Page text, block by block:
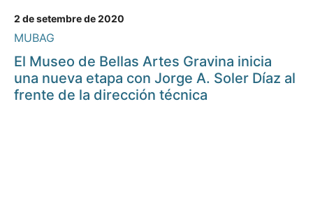
2 de setembre de 2020
MUBAG
El Museo de Bellas Artes Gravina inicia
una nueva etapa con Jorge A. Soler Díaz al
frente de la dirección técnica